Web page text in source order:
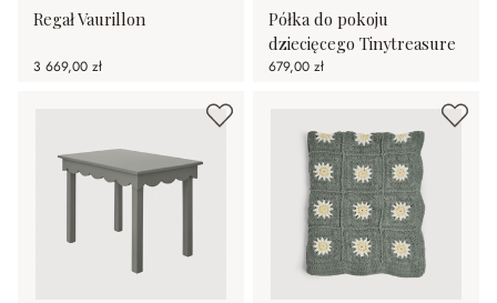
Regał Vaurillon
3 669,00 zł
Półka do pokoju
dziecięcego Tinytreasure
679,00 zł